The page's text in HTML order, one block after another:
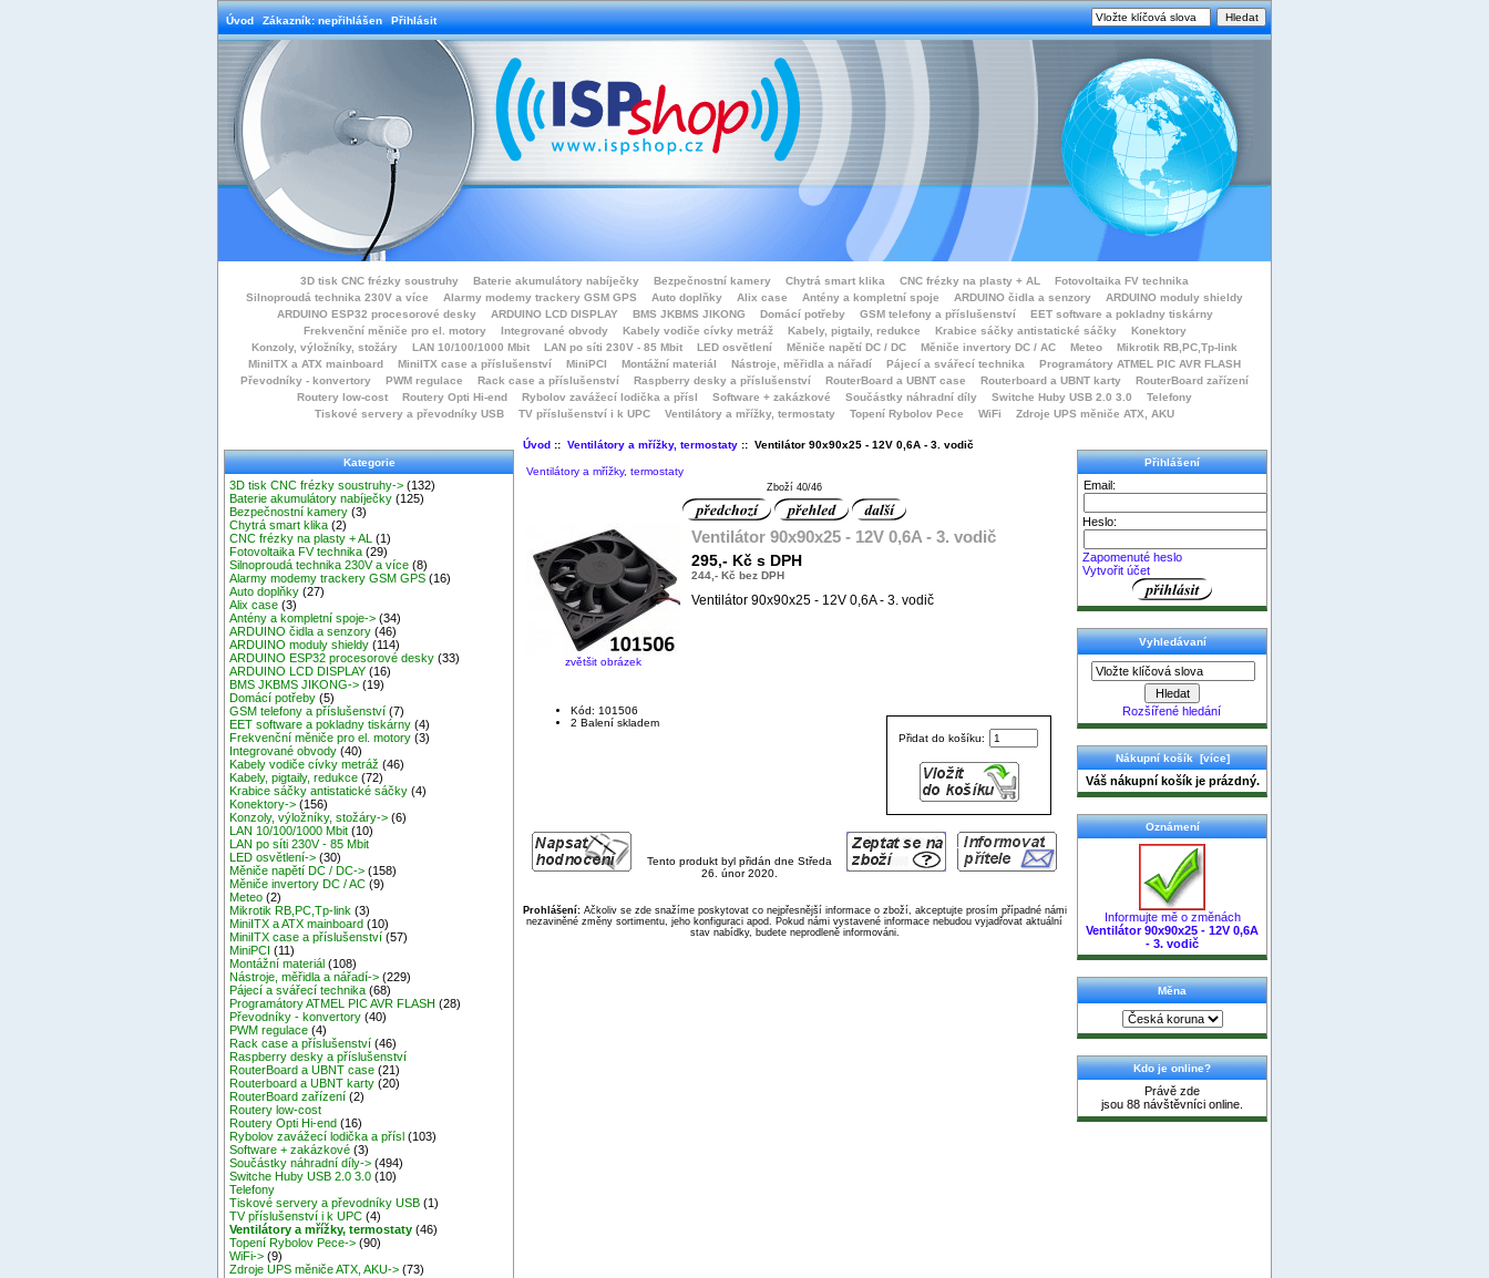
Úvod Zákazník: nepřihlášen Přihlásit
3D tisk CNC frézky soustruhy Baterie akumulátory nabíječky Bezpečnostní kamery Chytrá smart klika CNC frézky na plasty + AL
Fotovoltaika FV technika
Silnoproudá technika 230V a více
Alarmy modemy trackery GSM GPS Auto doplňky Alix case Antény a kompletní spoje ARDUINO čidla a senzory
ARDUINO moduly shieldy
ARDUINO ESP32 procesorové desky
ARDUINO LCD DISPLAY BMS JKBMS JIKONG Domácí potřeby GSM telefony a příslušenství
EET software a pokladny tiskárny
Frekvenční měniče pro el. motory
Integrované obvody Kabely vodiče cívky metráž Kabely, pigtaily, redukce Krabice sáčky antistatické sáčky
Konektory
Konzoly, výložníky, stožáry
LAN 10/100/1000 Mbit LAN po síti 230V - 85 Mbit LED osvětlení Měniče napětí DC / DC Měniče invertory DC / AC Meteo
Mikrotik RB,PC,Tp-link
MiniITX a ATX mainboard
MiniITX case a příslušenství MiniPCI Montážní materiál Nástroje, měřidla a nářadí Pájecí a svářecí technika
Programátory ATMEL PIC AVR FLASH
Převodníky - konvertory
PWM regulace Rack case a příslušenství Raspberry desky a příslušenství RouterBoard a UBNT case Routerboard a UBNT karty
RouterBoard zařízení
Routery low-cost
Routery Opti Hi-end Rybolov zavážecí lodička a přísl Software + zakázkové Součástky náhradní díly Switche Huby USB 2.0 3.0
Telefony
Tiskové servery a převodníky USB
TV příslušenství i k UPC Ventilátory a mřížky, termostaty Topení Rybolov Pece WiFi Zdroje UPS měniče ATX, AKU
Kategorie
3D tisk CNC frézky soustruhy-> (132)
Baterie akumulátory nabíječky (125)
Bezpečnostní kamery (3)
Chytrá smart klika (2)
CNC frézky na plasty + AL
(1)
Fotovoltaika FV technika (29)
Silnoproudá technika 230V a více (8)
Alarmy modemy trackery GSM GPS (16)
Auto doplňky (27)
Alix case (3)
Antény a kompletní spoje-> (34)
ARDUINO čidla a senzory (46)
ARDUINO moduly shieldy (114)
ARDUINO ESP32 procesorové desky (33)
ARDUINO LCD DISPLAY (16)
BMS JKBMS JIKONG-> (19)
Domácí potřeby (5)
GSM telefony a příslušenství (7)
EET software a pokladny tiskárny (4)
Frekvenční měniče pro el. motory (3)
Integrované obvody (40)
Kabely vodiče cívky metráž (46)
Kabely, pigtaily, redukce (72)
Krabice sáčky antistatické sáčky (4)
Konektory-> (156)
Konzoly, výložníky, stožáry-> (6)
LAN 10/100/1000 Mbit (10)
LAN po síti 230V - 85 Mbit
LED osvětlení-> (30)
Měniče napětí DC / DC-> (158)
Měniče invertory DC / AC (9)
Meteo (2)
Mikrotik RB,PC,Tp-link (3)
MiniITX a ATX mainboard (10)
MiniITX case a příslušenství (57)
MiniPCI (11)
Montážní materiál (108)
Nástroje, měřidla a nářadí-> (229)
Pájecí a svářecí technika (68)
Programátory ATMEL PIC AVR FLASH (28)
Převodníky - konvertory (40)
PWM regulace (4)
Rack case a příslušenství (46)
Raspberry desky a příslušenství
RouterBoard a UBNT case (21)
Routerboard a UBNT karty (20)
RouterBoard zařízení (2)
Routery low-cost
Routery Opti Hi-end (16)
Rybolov zavážecí lodička a přísl (103)
Software + zakázkové (3)
Součástky náhradní díly-> (494)
Switche Huby USB 2.0 3.0 (10)
Telefony
Tiskové servery a převodníky USB (1)
TV příslušenství i k UPC (4)
Ventilátory a mřížky, termostaty (46)
Topení Rybolov Pece-> (90)
WiFi-> (9)
Zdroje UPS měniče ATX, AKU-> (73)
Úvod:: Ventilátory a mřížky, termostaty:: Ventilátor 90x90x25 - 12V 0,6A - 3. vodič
Ventilátory a mřížky, termostaty
Zboží 40/46
zvětšit obrázek
Ventilátor 90x90x25 - 12V 0,6A - 3. vodič
295,- Kč s DPH
244,- Kč bez DPH
Ventilátor 90x90x25 - 12V 0,6A - 3. vodič
Přidat do košíku:
Kód: 101506
2 Balení skladem
Tento produkt byl přidán dne Středa
26. únor 2020.
Prohlášení:Ačkoliv se zde snažíme poskytovat co nejpřesnější informace o zboží, akceptujte prosím případné námi
nezaviněné změny sortimentu, jeho konfiguraci apod. Pokud námi vystavené informace nebudou vyjadřovat aktuální
stav nabídky, budete neprodleně informováni.
Přihlášení
Email:
Heslo:
Zapomenuté heslo
Vytvořit účet
Vyhledávaní
Rozšířené hledání
Nákupní košík [více]
Váš nákupní košík je prázdný.
Oznámení
Informujte mě o změnách
Ventilátor 90x90x25 - 12V 0,6A
- 3. vodič
Měna
Kdo je online?
Právě zde
jsou 88 návštěvníci online.